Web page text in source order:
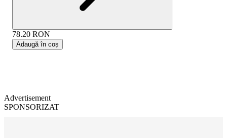
78.20 RON
Adaugă în coș
Advertisement
SPONSORIZAT